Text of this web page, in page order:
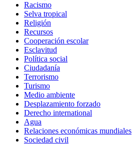
Racismo
Selva tropical
Religión
Recursos
Cooperación escolar
Esclavitud
Política social
Ciudadanía
Terrorismo
Turismo
Medio ambiente
Desplazamiento forzado
Derecho international
Agua
Relaciones económicas mundiales
Sociedad civil